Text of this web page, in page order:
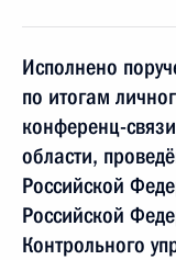
Исполнено
по итогам
конференц-
области,
Российской
Российской
Контрольного